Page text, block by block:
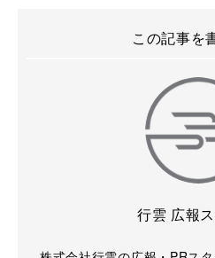
この記事を
行雲 広報